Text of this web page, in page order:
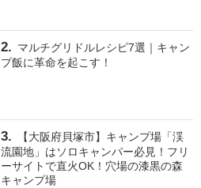
マルチグリドルレシピ7選｜キャン
プ飯に革命を起こす！
【大阪府貝塚市】キャンプ場「渓
流園地」はソロキャンパー必見！フリ
ーサイトで直火OK！穴場の漆黒の森
キャンプ場